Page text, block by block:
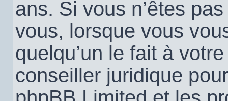
ans. Si vous n’êtes
vous, lorsque vous
quelqu’un le fait à
conseiller juridique